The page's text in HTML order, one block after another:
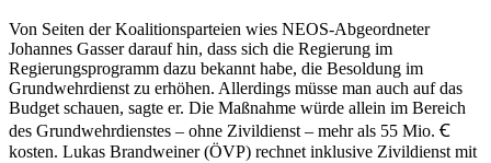
Von Seiten der Koalitionsparteien wies NEOS-Abgeordneter
Johannes Gasser darauf hin, dass sich die Regierung im
Regierungsprogramm dazu bekannt habe, die Besoldung im
Grundwehrdienst zu erhöhen. Allerdings müsse man auch auf das
Budget schauen, sagte er. Die Maßnahme würde allein im Bereich
des Grundwehrdienstes – ohne Zivildienst – mehr als 55 Mio. Ꞓ
kosten. Lukas Brandweiner (ÖVP) rechnet inklusive Zivildienst mit